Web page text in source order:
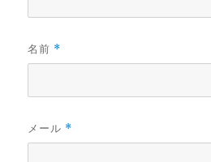
名前 *
メール *